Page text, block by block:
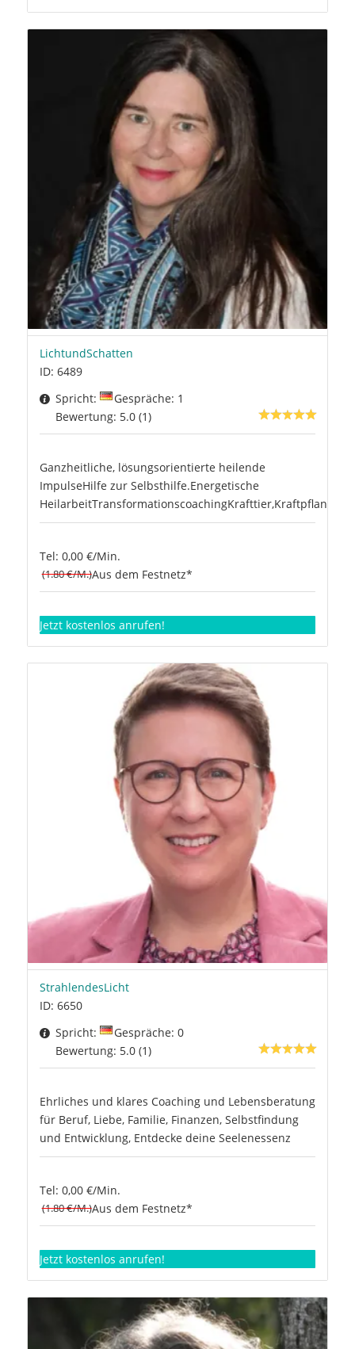
LichtundSchatten
ID: 6489
Spricht:
Gespräche: 1
Bewertung: 5.0 (1)
Ganzheitliche, lösungsorientierte heilende
ImpulseHilfe zur Selbsthilfe.Energetische
HeilarbeitTransformationscoachingKrafttier,Kraftpflanze
Tel: 0,00 €/Min.
(1.80 €/M.)Aus dem Festnetz*
Jetzt kostenlos anrufen!
StrahlendesLicht
ID: 6650
Spricht:
Gespräche: 0
Bewertung: 5.0 (1)
Ehrliches und klares Coaching und Lebensberatung
für Beruf, Liebe, Familie, Finanzen, Selbstfindung
und Entwicklung, Entdecke deine Seelenessenz
Tel: 0,00 €/Min.
(1.80 €/M.)Aus dem Festnetz*
Jetzt kostenlos anrufen!